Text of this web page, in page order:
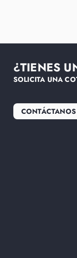
¿TIENES
SOLICITA UNA
CONTÁCTANOS